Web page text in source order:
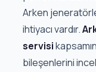
Arken
ihtiyacı vardır.
servisi
bileşenlerini